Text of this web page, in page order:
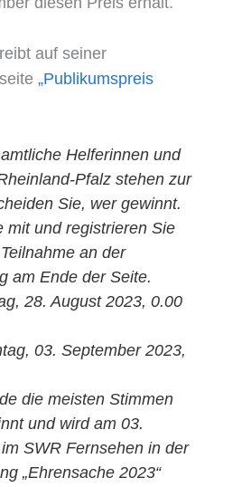
auf seiner
„Publikumspreis
Helferinnen und
Pfalz stehen zur
Sie, wer gewinnt.
mit und registrieren Sie
an der
am Ende der Seite.
28. August 2023, 0.00
03. September 2023,
die meisten Stimmen
und wird am 03.
SWR Fernsehen in der
„Ehrensache 2023“